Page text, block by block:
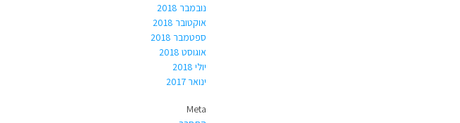
נובמבר 2018
אוקטובר 2018
ספטמבר 2018
אוגוסט 2018
יולי 2018
ינואר 2017
Meta